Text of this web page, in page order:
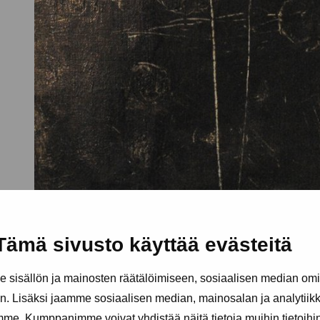
sivusto käyttää evästeitä
sisällön ja mainosten räätälöimiseen, sosiaalisen median
Lisäksi jaamme sosiaalisen median, mainosalan ja